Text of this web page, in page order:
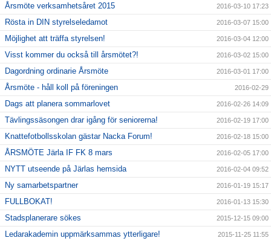
Årsmöte verksamhetsåret 2015 2016-03-10 17:23
Rösta in DIN styrelseledamot 2016-03-07 15:00
Möjlighet att träffa styrelsen! 2016-03-04 12:00
Visst kommer du också till årsmötet?! 2016-03-02 15:00
Dagordning ordinarie Årsmöte 2016-03-01 17:00
Årsmöte - håll koll på föreningen 2016-02-29
Dags att planera sommarlovet 2016-02-26 14:09
Tävlingssäsongen drar igång för seniorerna! 2016-02-19 17:00
Knattefotbollsskolan gästar Nacka Forum! 2016-02-18 15:00
ÅRSMÖTE Järla IF FK 8 mars 2016-02-05 17:00
NYTT utseende på Järlas hemsida 2016-02-04 09:52
Ny samarbetspartner 2016-01-19 15:17
FULLBOKAT! 2016-01-13 15:30
Stadsplanerare sökes 2015-12-15 09:00
Ledarakademin uppmärksammas ytterligare! 2015-11-25 11:55